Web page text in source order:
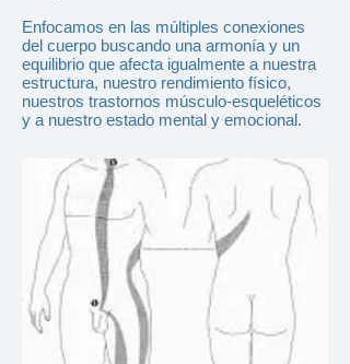
Enfocamos en las múltiples conexiones
del cuerpo buscando una armonía y un
equilibrio que afecta igualmente a nuestra
estructura, nuestro rendimiento físico,
nuestros trastornos músculo-esqueléticos
y a nuestro estado mental y emocional.